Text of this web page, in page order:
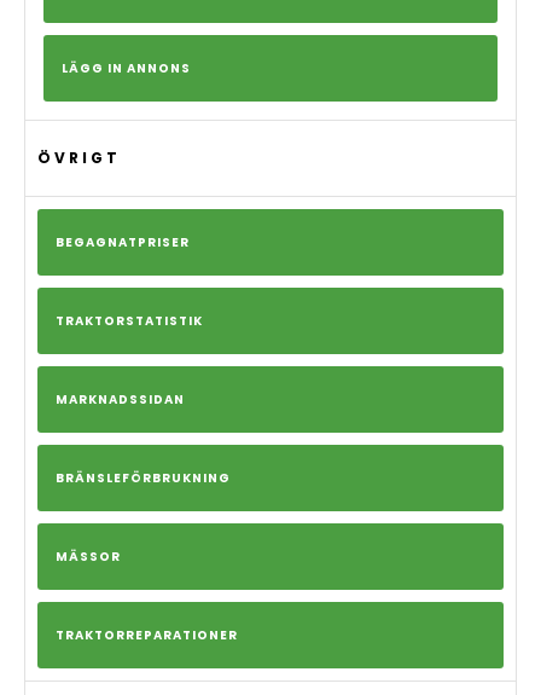
LÄGG IN ANNONS
ÖVRIGT
BEGAGNATPRISER
TRAKTORSTATISTIK
MARKNADSSIDAN
BRÄNSLEFÖRBRUKNING
MÄSSOR
TRAKTORREPARATIONER